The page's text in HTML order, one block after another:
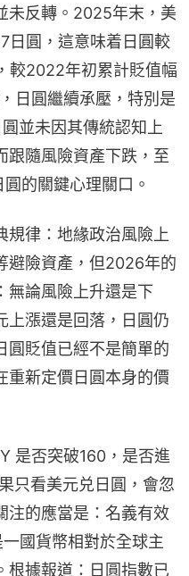
未反轉。2025年末，美
日圓，這意味着日圓較
較2022年初累計貶值幅
日圓繼續承壓，特別是
並未因其傳統認知上
跟隨風險資產下跌，至
的關鍵心理關口。
規律：地緣政治風險上
避險資產，但2026年的
無論風險上升還是下
上漲還是回落，日圓仍
圓貶值已經不是簡單的
重新定價日圓本身的價
是否突破160，是否進
只看美元兑日圓，會忽
注的應當是：名義有效
國貨幣相對於全球主
根據報道：日圓指數已